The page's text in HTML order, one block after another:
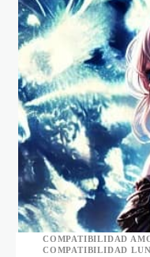
COMPATIBILIDAD
COMPATIBILIDAD